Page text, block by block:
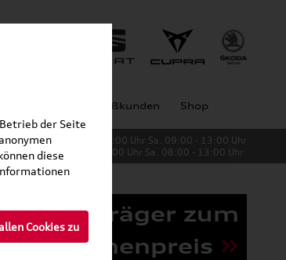
Großkunden Shop
Mo. - Fr. 08:00 - 19:00 Uhr Sa. 09:00 - 13:00 Uhr
Mo. - Fr. 06:00 - 20:00 Uhr Sa. 08:00 - 13:00 Uhr
Grundträger zum
der Seite
diese
Cookies zu